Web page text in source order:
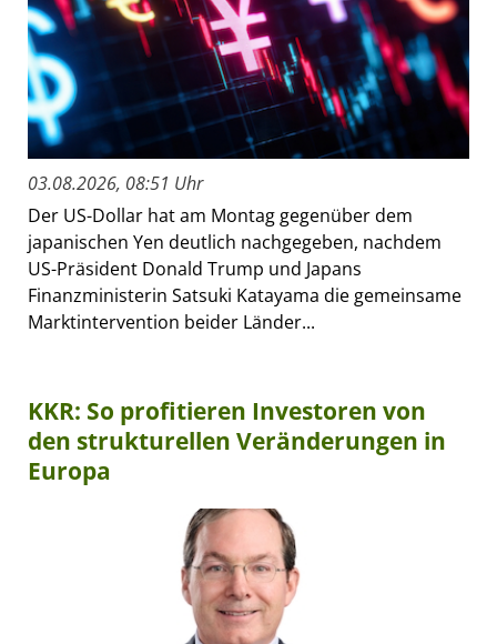
03.08.2026, 08:51 Uhr
Der US-Dollar hat am Montag gegenüber dem
japanischen Yen deutlich nachgegeben, nachdem
US-Präsident Donald Trump und Japans
Finanzministerin Satsuki Katayama die gemeinsame
Marktintervention beider Länder...
KKR: So profitieren Investoren von
den strukturellen Veränderungen in
Europa